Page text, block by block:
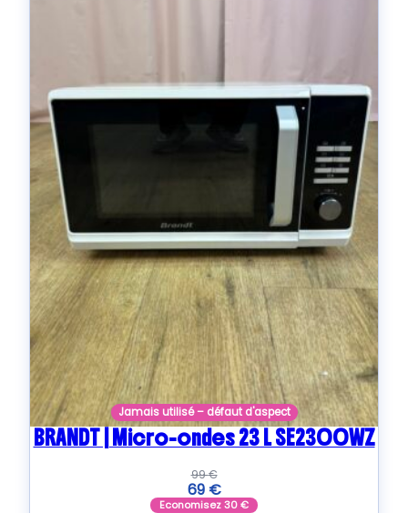
Jamais utilisé – défaut d'aspect
BRANDT | Micro-ondes 23 L SE2300WZ
99€
69 €
Economisez30€